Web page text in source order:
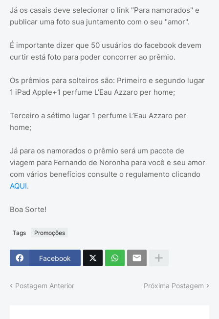
Já os casais deve selecionar o link "Para namorados" e
publicar uma foto sua juntamento com o seu "amor".
É importante dizer que 50 usuários do facebook devem
curtir está foto para poder concorrer ao prêmio.
Os prêmios para solteiros são: Primeiro e segundo lugar
1 iPad Apple+1 perfume L’Eau Azzaro per home;
Terceiro a sétimo lugar 1 perfume L’Eau Azzaro per
home;
Já para os namorados o prêmio será um pacote de
viagem para Fernando de Noronha para você e seu amor
com vários benefícios consulte o regulamento clicando
AQUI.
Boa Sorte!
Tags Promoções
Facebook
Postagem Anterior Próxima Postagem